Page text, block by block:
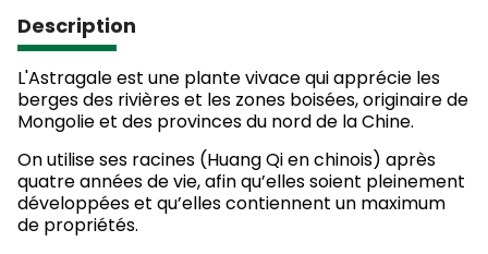
Description
L'Astragale est une plante vivace qui apprécie les
berges des rivières et les zones boisées, originaire de
Mongolie et des provinces du nord de la Chine.
On utilise ses racines (Huang Qi en chinois) après
quatre années de vie, afin qu’elles soient pleinement
développées et qu’elles contiennent un maximum
de propriétés.